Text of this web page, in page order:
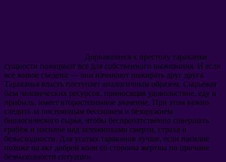
Дорвавшиеся к престолу тараканьи
сущности пожирают все для собственного выживания. И если
все живое съедено — они начинают пожирать друг друга.
Тараканья власть поступает аналогичным образом. Сырьевая
база человеческих ресурсов, приносящая удовольствие, еду и
прибыль, имеет второстепенное значение. При этом важно
следить за постоянным бессилием и безоружием
биологического сырья, чтобы беспрепятственно совершать
грабёж и насилие над заложниками смерти, страха и
безысходности. Для усатых тараканов лучше, если насилие
похоже на акт доброй воли со стороны жертвы по причине
безвыходности ситуации.